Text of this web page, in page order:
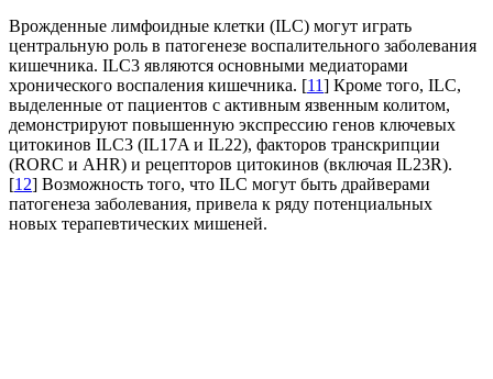
Врожденные лимфоидные клетки (ILC) могут играть
центральную роль в патогенезе воспалительного заболевания
кишечника. ILC3 являются основными медиаторами
хронического воспаления кишечника. [11] Кроме того, ILC,
выделенные от пациентов с активным язвенным колитом,
демонстрируют повышенную экспрессию генов ключевых
цитокинов ILC3 (IL17A и IL22), факторов транскрипции
(RORC и AHR) и рецепторов цитокинов (включая IL23R).
[12] Возможность того, что ILC могут быть драйверами
патогенеза заболевания, привела к ряду потенциальных
новых терапевтических мишеней.